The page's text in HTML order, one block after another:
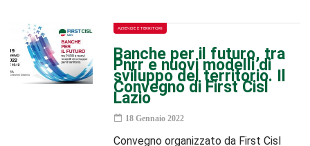
AZIENDE E TERRITORI
Banche per il futuro, tra
Pnrr e nuovi modelli di
sviluppo del territorio. Il
Convegno di First Cisl
Lazio
18 Gennaio 2022
Convegno organizzato da First Cisl